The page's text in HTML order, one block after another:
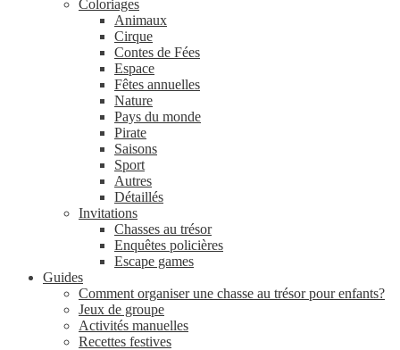
Coloriages
Animaux
Cirque
Contes de Fées
Espace
Fêtes annuelles
Nature
Pays du monde
Pirate
Saisons
Sport
Autres
Détaillés
Invitations
Chasses au trésor
Enquêtes policières
Escape games
Guides
Comment organiser une chasse au trésor pour enfants?
Jeux de groupe
Activités manuelles
Recettes festives